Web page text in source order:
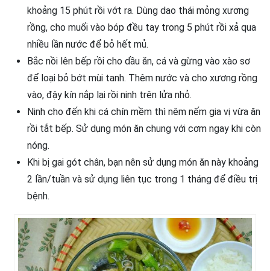
khoảng 15 phút rồi vớt ra. Dùng dao thái mỏng xương
rồng, cho muối vào bóp đều tay trong 5 phút rồi xả qua
nhiều lần nước để bỏ hết mủ.
Bắc nồi lên bếp rồi cho dầu ăn, cá và gừng vào xào sơ
để loại bỏ bớt mùi tanh. Thêm nước và cho xương rồng
vào, đậy kín nắp lại rồi ninh trên lửa nhỏ.
Ninh cho đến khi cá chín mềm thì nêm nếm gia vị vừa ăn
rồi tắt bếp. Sử dụng món ăn chung với cơm ngay khi còn
nóng.
Khi bị gai gót chân, bạn nên sử dụng món ăn này khoảng
2 lần/tuần và sử dụng liên tục trong 1 tháng để điều trị
bệnh.